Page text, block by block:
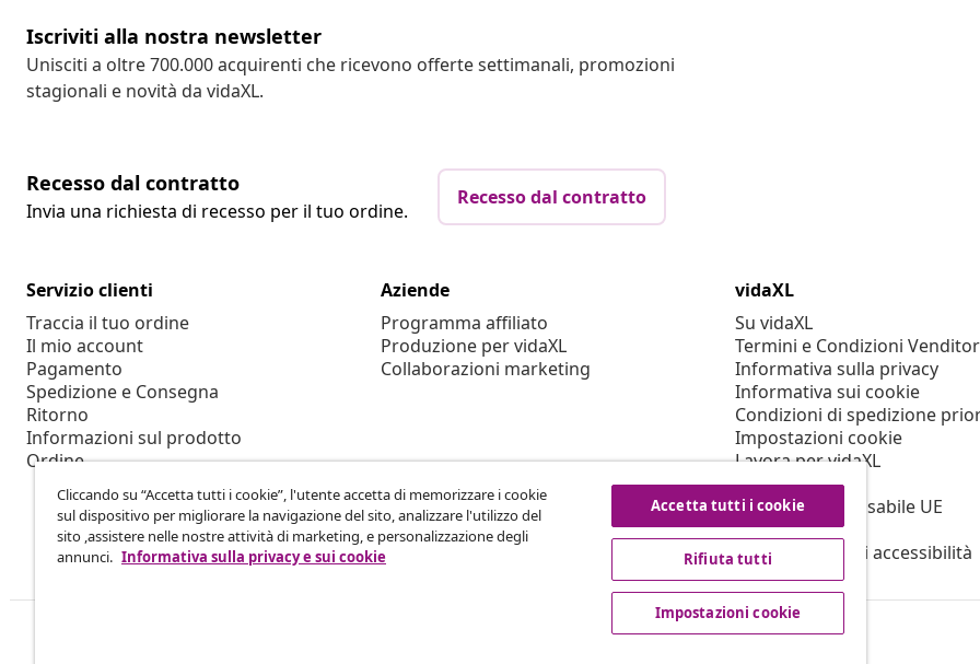
Iscriviti alla nostra newsletter
Unisciti a oltre 700.000 acquirenti che ricevono offerte settimanali, promozioni
stagionali e novità da vidaXL.
Recesso dal contratto
Invia una richiesta di recesso per il tuo ordine.
Recesso dal contratto
Servizio clienti
Traccia il tuo ordine
Il mio account
Pagamento
Spedizione e Consegna
Ritorno
Informazioni sul prodotto
Ordine
Aziende
Programma affiliato
Produzione per vidaXL
Collaborazioni marketing
vidaXL
Su vidaXL
Termini e Condizioni
Informativa sulla privacy
Informativa sui cookie
Condizioni di spedizione
Impostazioni cookie
Lavora per vidaXL
Sicurezza
Persona responsabile UE
Politica di EPR
Dichiarazione di accessibilità
Cliccando su “Accetta tutti i cookie”, l'utente accetta di memorizzare i cookie
sul dispositivo per migliorare la navigazione del sito, analizzare l'utilizzo del
sito ,assistere nelle nostre attività di marketing, e personalizzazione degli
annunci. Informativa sulla privacy e sui cookie
Accetta tutti i cookie
Rifiuta tutti
Impostazioni cookie